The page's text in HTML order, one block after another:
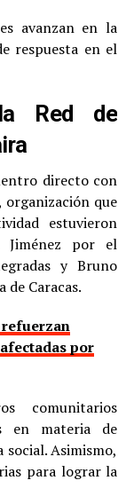
avanzan en la
respuesta en el
Red de
directo con
organización que
estuvieron
Jiménez por el
y Bruno
Caracas.
refuerzan
por
comunitarios
en materia de
social. Asimismo,
para lograr la